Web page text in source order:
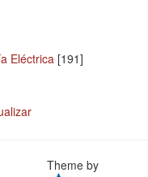
Eléctrica [191]
Theme by